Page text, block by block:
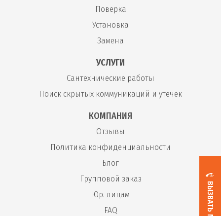
Поверка
Установка
Замена
УСЛУГИ
Сантехнические работы
Поиск скрытых коммуникаций и утечек
КОМПАНИЯ
Отзывы
Политика конфиденциальности
Блог
Групповой заказ
Юр. лицам
FAQ